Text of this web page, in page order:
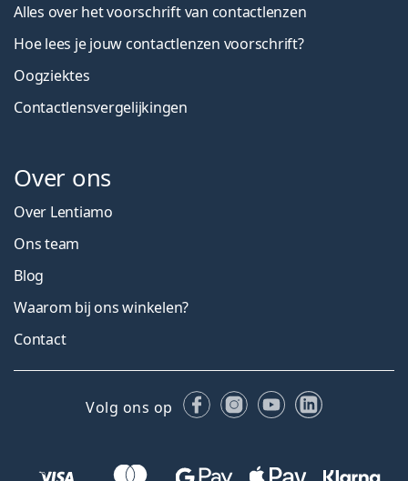
Alles over het voorschrift van contactlenzen
Hoe lees je jouw contactlenzen voorschrift?
Oogziektes
Contactlensvergelijkingen
Over ons
Over Lentiamo
Ons team
Blog
Waarom bij ons winkelen?
Contact
Volg ons op FacebookInstagram
YouTubeLinkedIn